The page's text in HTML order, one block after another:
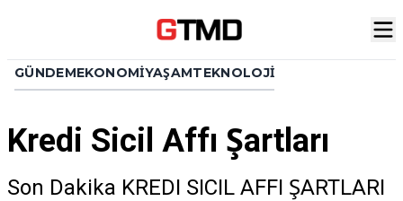
GÜNDEMEKONOMIYAŞAMTEKNOLOJI
Kredi Sicil Affı Şartları
Son Dakika KREDI SICIL AFFI ŞARTLARI